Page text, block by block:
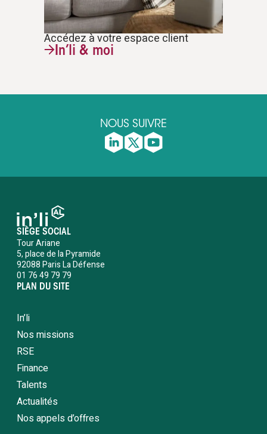
Accédez à votre espace client
In’li & moi
NOUS SUIVRE
SIÈGE SOCIAL
Tour Ariane
5, place de la Pyramide
92088 Paris La Défense
01 76 49 79 79
PLAN DU SITE
In’li
Nos missions
RSE
Finance
Talents
Actualités
Nos appels d’offres